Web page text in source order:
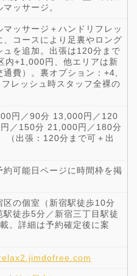
ッサージ。
マッサージ＋ハンドリフレッ
、コースにより足裏やロング
ュを追加。出張は120分まで
内+1,000円、他エリアは新
通費）。裏オプション：+4,
レッシュ時スタッフ全裸の
円／90分 13,000円／120
／150分 21,000円／180分
出張：120分まで可＋出
約可能日ページに時間枠を掲
区の個室（新宿駅徒歩10分
駅徒歩5分／新宿三丁目駅徒
。詳細は予約確定後に案